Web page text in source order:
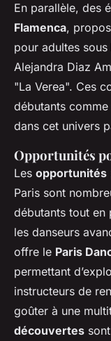
En parallèle, des
Flamenca,
pour adultes
Alejandra Diaz
"La Verea". Ces
débutants
dans cet univers
Opportunités
Les opportunités
Paris sont
débutants tout en
les danseurs
offre le Paris
permettant
instructeurs de
goûter à une
découvertes